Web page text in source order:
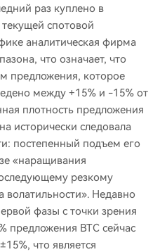
раз куплено в
спотовой
аналитическая фирма
что означает, что
предложения, которое
между +15% и -15% от
плотность предложения
исторически следовала
постепенный подъем его
«наращивания
резкому
Недавно
фазы с точки зрения
предложения BTC сейчас
что является